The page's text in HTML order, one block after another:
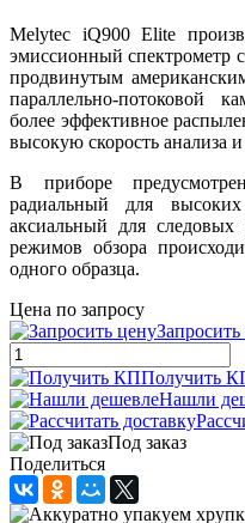
Melytec iQ900 Elite
эмиссионный спектрометр
продвинутым
параллельно-потоковой
более эффективное
высокую скорость анализа
В приборе
радиальный для
аксиальный для
режимов обзора
одного образца.
Цена по запросу
Получить
Нашли
Под заказ
Поделиться